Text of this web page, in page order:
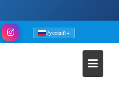
Русский